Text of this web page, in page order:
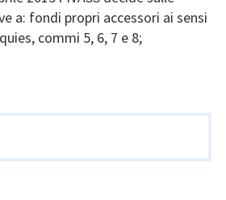
a: fondi propri accessori ai sensi
commi 5, 6, 7 e 8;